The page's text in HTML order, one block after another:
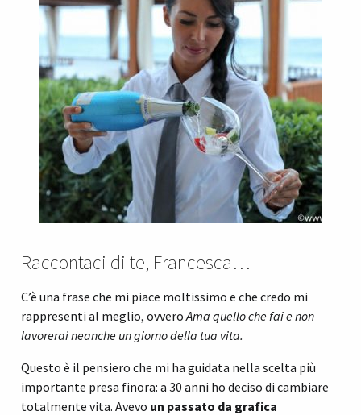
Raccontaci di te, Francesca…
C’è una frase che mi piace moltissimo e che credo mi
rappresenti al meglio, ovveroAma quello che fai e non
lavorerai neanche un giorno della tua vita.
Questo è il pensiero che mi ha guidata nella scelta più
importante presa finora: a 30 anni ho deciso di cambiare
totalmente vita. Avevo un passato da grafica